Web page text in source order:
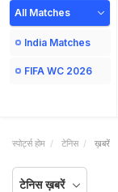
All Matches
India Matches
FIFA WC 2026
स्पोर्ट्स होम टेनिस ख़बरें
टेनिस ख़बरें